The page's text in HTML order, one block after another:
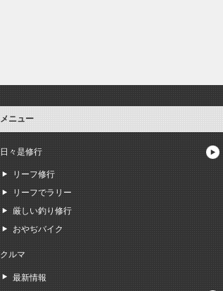
メニュー
日々是修行
リーフ修行
リーフでラリー
厳しい釣り修行
おやぢバイク
クルマ
最新情報